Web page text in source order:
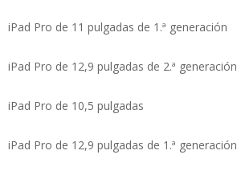
iPad Pro de 11 pulgadas de 1.ª generación
iPad Pro de 12,9 pulgadas de 2.ª generación
iPad Pro de 10,5 pulgadas
iPad Pro de 12,9 pulgadas de 1.ª generación